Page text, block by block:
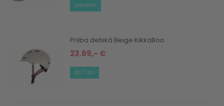
skladom
Prilba detská Beige KikkaBoo
23.69,- €
do 7 dní